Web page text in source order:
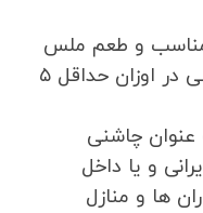
مناسب و طعم ملس
ارائه می گردد رب انار های طبیعی در اوزان حداقل ۵
عنوان چاشنی
و یا داخل
ها و منازل